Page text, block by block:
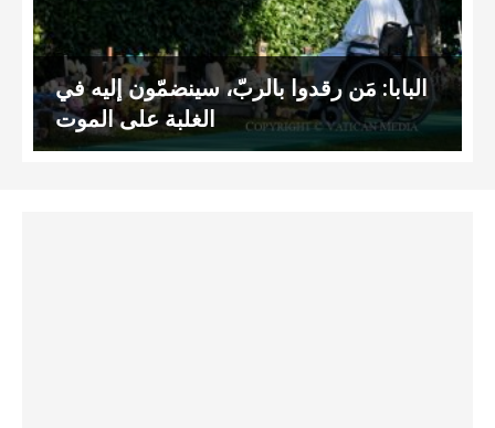
البابا: مَن رقدوا بالربّ، سينضمّون إليه في
الغلبة على الموت